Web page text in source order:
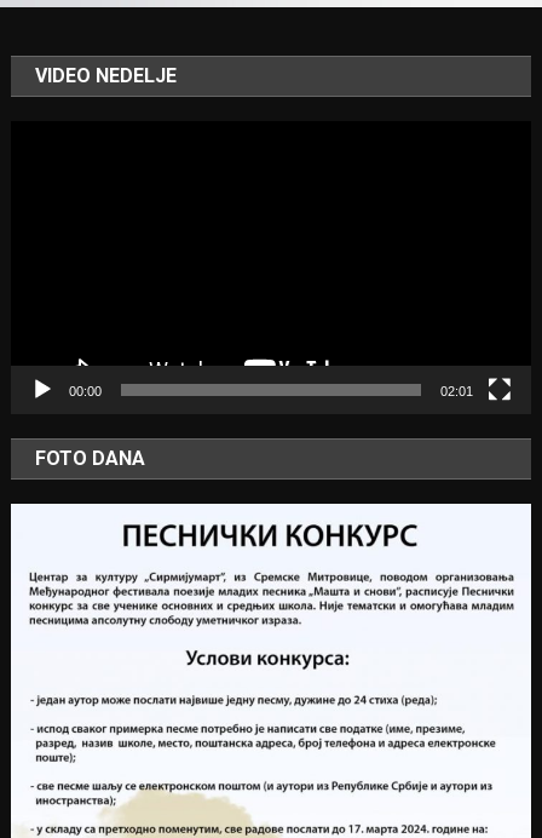
VIDEO NEDELJE
00:00 02:01
FOTO DANA